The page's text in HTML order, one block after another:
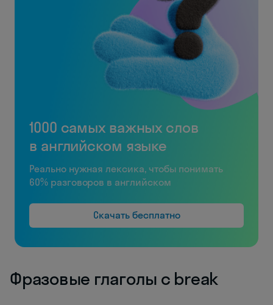
1000 самых важных слов
в английском языке
Реально нужная лексика, чтобы понимать
60% разговоров в английском
Скачать бесплатно
Фразовые глаголы с break